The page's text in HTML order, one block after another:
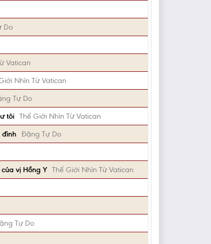
Do
Vatican
Nhìn Từ Vatican
Tự Do
tôi Thế Giới Nhìn Từ Vatican
đình Đặng Tự Do
vị Hồng Y Thế Giới Nhìn Từ Vatican
Tự Do